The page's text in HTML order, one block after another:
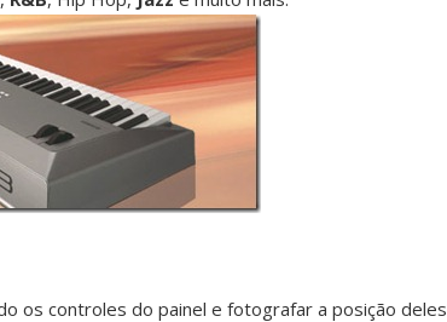
os controles do painel e fotografar a posição deles